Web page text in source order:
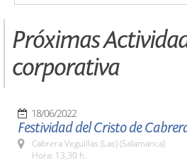
Próximas
corporativa
18/06/2022
Festividad del Cristo de
Cabrera Veguillas (Las) (Salamanca)
Hora: 13,30 h.